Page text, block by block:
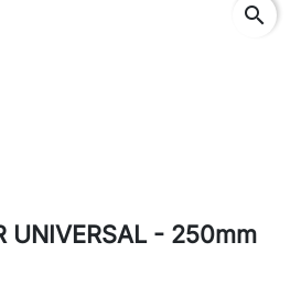
search
UNIVERSAL - 250mm